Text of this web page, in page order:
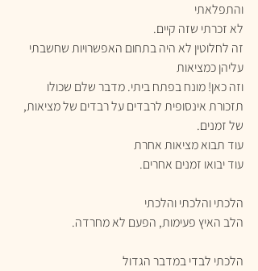
והתפלאתי
לא זכרתי שזה קיים.
זה לחלוטין לא היה בתחום האפשרויות שחשבתי
עליהן כמציאות
וזה כאן! מונח בפתח ביתי. מדבר שלם שכולו
תזכורת אינסופית לרבדים על רבדים של מציאות,
של זמנים.
עוד תבוא מציאות אחרת
עוד יבואו זמנים אחרים.
הלכתי והלכתי והלכתי
הלב האיץ פעימות, הפעם לא מחרדה.
הלכתי לבדי במדבר הגדול